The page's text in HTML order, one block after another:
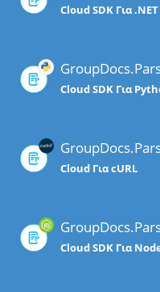
Cloud SDK Για .NET
Cloud SDK Για
Cloud Για cURL
Cloud SDK Για